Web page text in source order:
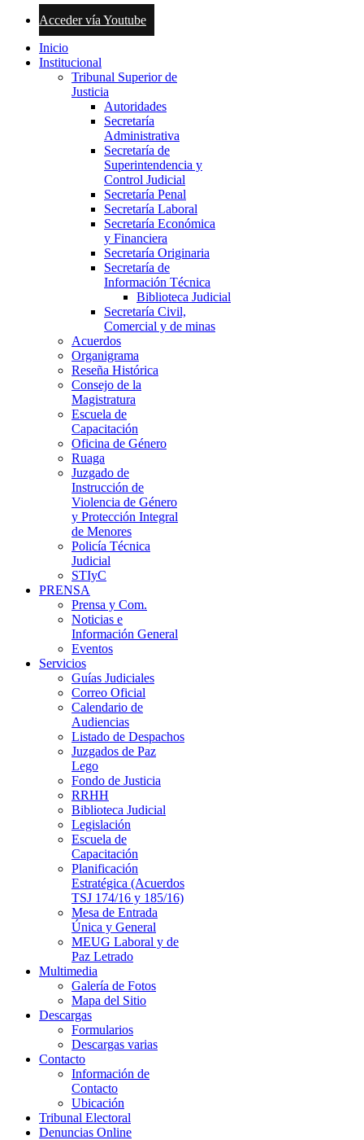
Acceder vía Youtube
Inicio
Institucional
Tribunal Superior de
Justicia
Autoridades
Secretaría
Administrativa
Secretaría de
Superintendencia y
Control Judicial
Secretaría Penal
Secretaría Laboral
Secretaría Económica
y Financiera
Secretaría Originaria
Secretaría de
Información Técnica
Biblioteca Judicial
Secretaría Civil,
Comercial y de minas
Acuerdos
Organigrama
Reseña Histórica
Consejo de la
Magistratura
Escuela de
Capacitación
Oficina de Género
Ruaga
Juzgado de
Instrucción de
Violencia de Género
y Protección Integral
de Menores
Policía Técnica
Judicial
STIyC
PRENSA
Prensa y Com.
Noticias e
Información General
Eventos
Servicios
Guías Judiciales
Correo Oficial
Calendario de
Audiencias
Listado de Despachos
Juzgados de Paz
Lego
Fondo de Justicia
RRHH
Biblioteca Judicial
Legislación
Escuela de
Capacitación
Planificación
Estratégica (Acuerdos
TSJ 174/16 y 185/16)
Mesa de Entrada
Única y General
MEUG Laboral y de
Paz Letrado
Multimedia
Galería de Fotos
Mapa del Sitio
Descargas
Formularios
Descargas varias
Contacto
Información de
Contacto
Ubicación
Tribunal Electoral
Denuncias Online